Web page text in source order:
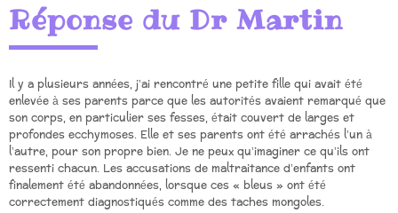
Réponse du Dr Martin
Il y a plusieurs années, j’ai rencontré une petite fille qui avait été
enlevée à ses parents parce que les autorités avaient remarqué que
son corps, en particulier ses fesses, était couvert de larges et
profondes ecchymoses. Elle et ses parents ont été arrachés l’un à
l’autre, pour son propre bien. Je ne peux qu’imaginer ce qu’ils ont
ressenti chacun. Les accusations de maltraitance d’enfants ont
finalement été abandonnées, lorsque ces « bleus » ont été
correctement diagnostiqués comme des taches mongoles.